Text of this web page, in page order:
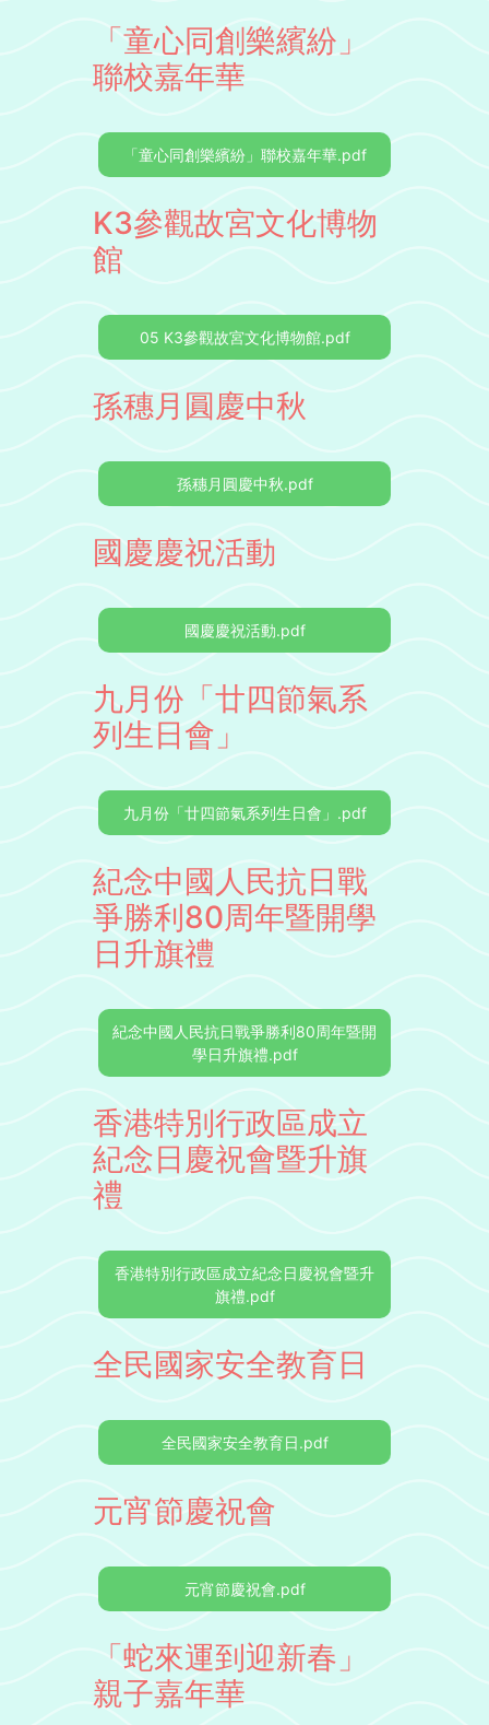
「童心同創樂繽紛」
聯校嘉年華
「童心同創樂繽紛」聯校嘉年華.pdf
K3參觀故宮文化博物
館
05 K3參觀故宮文化博物館.pdf
孫穗月圓慶中秋
孫穗月圓慶中秋.pdf
國慶慶祝活動
國慶慶祝活動.pdf
九月份「廿四節氣系
列生日會」
九月份「廿四節氣系列生日會」.pdf
紀念中國人民抗日戰
爭勝利80周年暨開學
日升旗禮
紀念中國人民抗日戰爭勝利80周年暨開
學日升旗禮.pdf
香港特別行政區成立
紀念日慶祝會暨升旗
禮
香港特別行政區成立紀念日慶祝會暨升
旗禮.pdf
全民國家安全教育日
全民國家安全教育日.pdf
元宵節慶祝會
元宵節慶祝會.pdf
「蛇來運到迎新春」
親子嘉年華